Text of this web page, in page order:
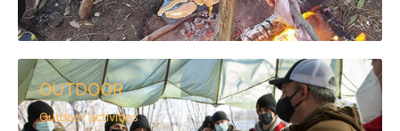
OUTDOOR
Outdoor activities